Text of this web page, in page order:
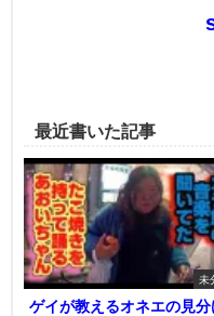
最近書いた記事
未
ゲイが教えるオネエの見分